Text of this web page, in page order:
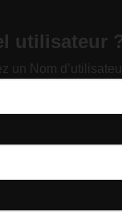
utilisateur
un Nom